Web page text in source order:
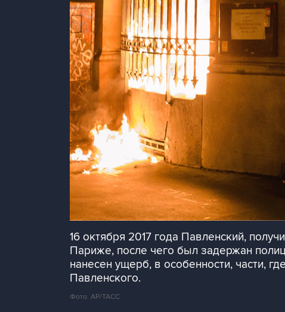
16 октября 2017 года Павленский,
Париже, после чего был задержан
нанесен ущерб, в особенности, части,
Павленского.
Фото: AP/ТАСС